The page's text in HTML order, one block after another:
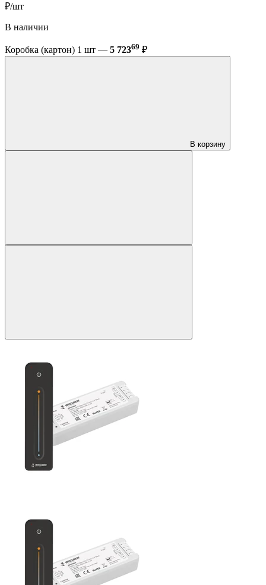
₽/шт
В наличии
Коробка (картон) 1 шт — 5 72369 ₽
В корзину